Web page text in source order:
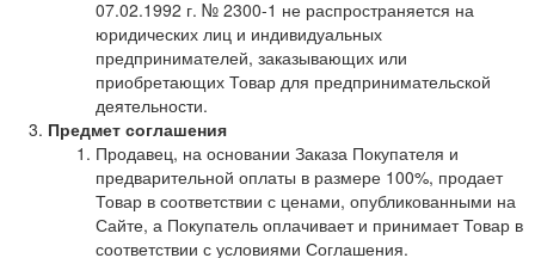
07.02.1992 г. № 2300-1 не распространяется на
юридических лиц и индивидуальных
предпринимателей, заказывающих или
приобретающих Товар для предпринимательской
деятельности.
Предмет соглашения
Продавец, на основании Заказа Покупателя и
предварительной оплаты в размере 100%, продает
Товар в соответствии с ценами, опубликованными на
Сайте, а Покупатель оплачивает и принимает Товар в
соответствии с условиями Соглашения.